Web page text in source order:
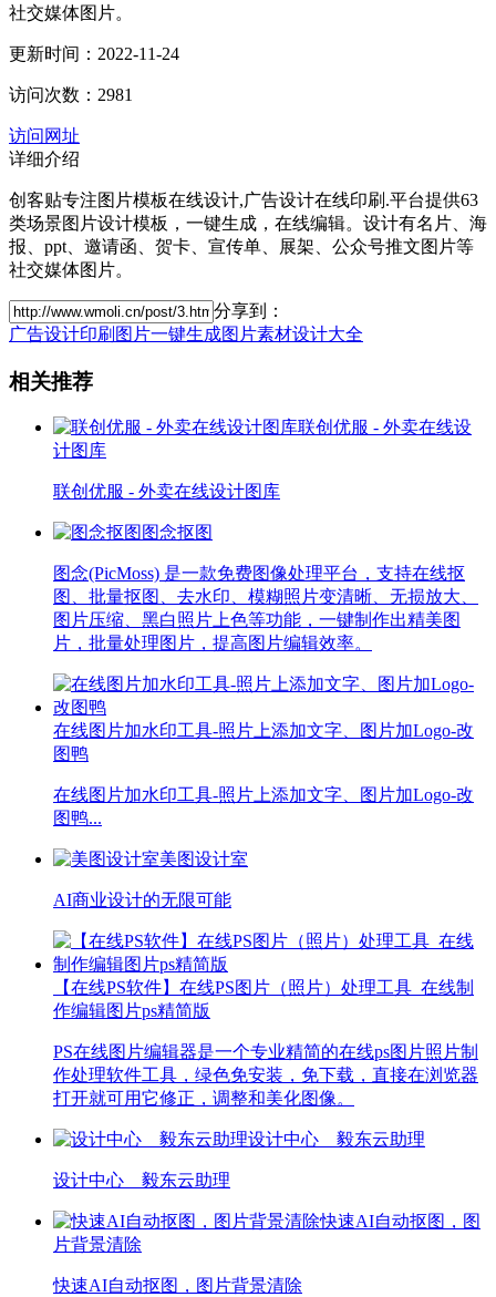
社交媒体图片。
更新时间：2022-11-24
访问次数：2981
访问网址
详细介绍
创客贴专注图片模板在线设计,广告设计在线印刷.平台提供63
类场景图片设计模板，一键生成，在线编辑。设计有名片、海
报、ppt、邀请函、贺卡、宣传单、展架、公众号推文图片等
社交媒体图片。
分享到：
广告设计印刷 图片一键生成图片素材设计大全
相关推荐
联创优服 - 外卖在线设
计图库
联创优服 - 外卖在线设计图库
图念抠图
图念(PicMoss) 是一款免费图像处理平台，支持在线抠
图、批量抠图、去水印、模糊照片变清晰、无损放大、
图片压缩、黑白照片上色等功能，一键制作出精美图
片，批量处理图片，提高图片编辑效率。
在线图片加水印工具-照片上添加文字、图片加Logo-改
图鸭
在线图片加水印工具-照片上添加文字、图片加Logo-改
图鸭...
美图设计室
AI商业设计的无限可能
【在线PS软件】在线PS图片（照片）处理工具_在线制
作编辑图片ps精简版
PS在线图片编辑器是一个专业精简的在线ps图片照片制
作处理软件工具，绿色免安装，免下载，直接在浏览器
打开就可用它修正，调整和美化图像。
设计中心__毅东云助理
设计中心__毅东云助理
快速AI自动抠图，图
片背景清除
快速AI自动抠图，图片背景清除